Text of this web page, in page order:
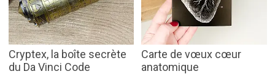
Cryptex, la boîte secrète
du Da Vinci Code
Carte de vœux cœur
anatomique